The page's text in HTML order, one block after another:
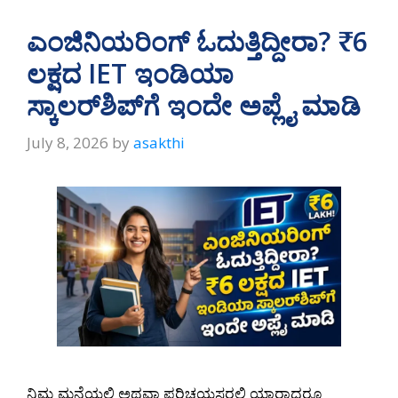
ಎಂಜಿನಿಯರಿಂಗ್ ಓದುತ್ತಿದ್ದೀರಾ? ₹6
ಲಕ್ಷದ IET ಇಂಡಿಯಾ
ಸ್ಕಾಲರ್‌ಶಿಪ್‌ಗೆ ಇಂದೇ ಅಪ್ಲೈ ಮಾಡಿ
July 8, 2026 by asakthi
ನಿಮ್ಮ ಮನೆಯಲ್ಲಿ ಅಥವಾ ಪರಿಚಯಸ್ಥರಲ್ಲಿ ಯಾರಾದರೂ